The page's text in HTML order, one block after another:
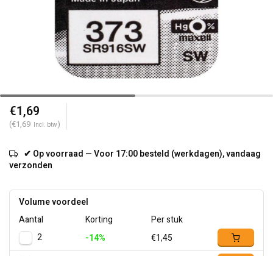
€1,69
(€1,69 Incl. btw)
✔ Op voorraad — Voor 17:00 besteld (werkdagen), vandaag
verzonden
Volume voordeel
Aantal
Korting
Per stuk
2
-14%
€1,45